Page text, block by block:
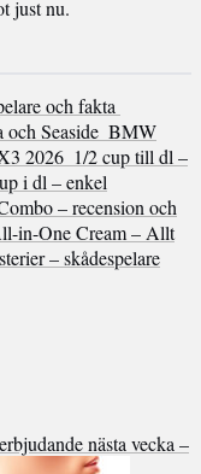
just nu.
och fakta
Seaside BMW
2026 1/2 cup till dl –
i dl – enkel
– recension och
in-One Cream – Allt
– skådespelare
nästa vecka –